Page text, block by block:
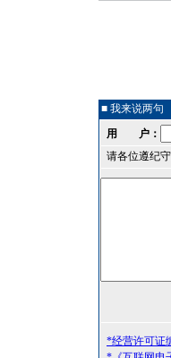
■ 我来说两句
用 户：
请各位遵纪
*经营许可证